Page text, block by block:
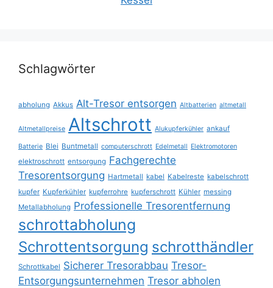
Schlagwörter
abholung Akkus Alt-Tresor entsorgen Altbatterien altmetall
Altmetallpreise Altschrott Alukupferkühler ankauf
Batterie Blei Buntmetall computerschrott Edelmetall Elektromotoren
elektroschrott entsorgung Fachgerechte
Tresorentsorgung Hartmetall kabel Kabelreste kabelschrott
kupfer Kupferkühler kupferrohre kupferschrott Kühler messing
Metallabholung Professionelle Tresorentfernung
schrottabholung
Schrottentsorgung schrotthändler
Schrottkabel Sicherer Tresorabbau Tresor-
Entsorgungsunternehmen Tresor abholen